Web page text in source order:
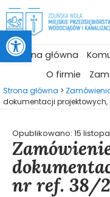
Otwórz pasek narzędzi
Strona główna
O firmie
Strona główna >
dokumentacji projektowych,
Opublikowano: 15
nr ref. 38/